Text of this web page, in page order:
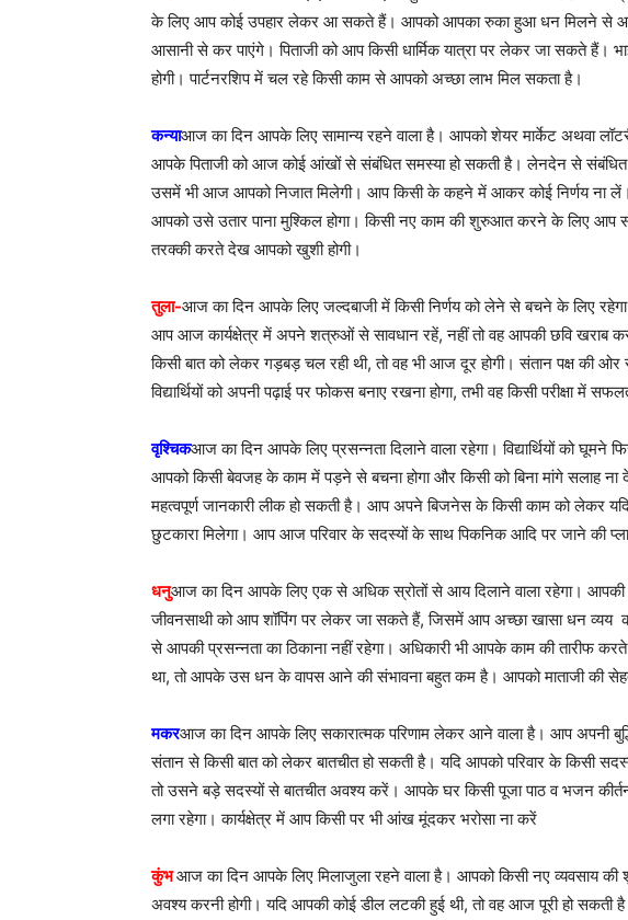
के लिए आप कोई उपहार लेकर आ सकते हैं। आपको आपका रुका हुआ धन मिलने से आप
आसानी से कर पाएंगे। पिताजी को आप किसी धार्मिक यात्रा पर लेकर जा सकते हैं।
होगी। पार्टनरशिप में चल रहे किसी काम से आपको अच्छा लाभ मिल सकता है।
कन्याआज का दिन आपके लिए सामान्य रहने वाला है। आपको शेयर मार्केट अथवा
आपके पिताजी को आज कोई आंखों से संबंधित समस्या हो सकती है। लेनदेन से संबंधित
उसमें भी आज आपको निजात मिलेगी। आप किसी के कहने में आकर कोई निर्णय ना
आपको उसे उतार पाना मुश्किल होगा। किसी नए काम की शुरुआत करने के लिए आप
तरक्की करते देख आपको खुशी होगी।
तुला-आज का दिन आपके लिए जल्दबाजी में किसी निर्णय को लेने से बचने के लिए
आप आज कार्यक्षेत्र में अपने शत्रुओं से सावधान रहें, नहीं तो वह आपकी छवि
किसी बात को लेकर गड़बड़ चल रही थी, तो वह भी आज दूर होगी। संतान पक्ष की
विद्यार्थियों को अपनी पढ़ाई पर फोकस बनाए रखना होगा, तभी वह किसी परीक्षा में
वृश्चिकआज का दिन आपके लिए प्रसन्नता दिलाने वाला रहेगा। विद्यार्थियों को घूमने
आपको किसी बेवजह के काम में पड़ने से बचना होगा और किसी को बिना मांगे सलाह ना
महत्वपूर्ण जानकारी लीक हो सकती है। आप अपने बिजनेस के किसी काम को लेकर
छुटकारा मिलेगा। आप आज परिवार के सदस्यों के साथ पिकनिक आदि पर जाने की
धनुआज का दिन आपके लिए एक से अधिक स्रोतों से आय दिलाने वाला रहेगा। आपकी
जीवनसाथी को आप शॉपिंग पर लेकर जा सकते हैं, जिसमें आप अच्छा खासा धन व्यय
से आपकी प्रसन्नता का ठिकाना नहीं रहेगा। अधिकारी भी आपके काम की तारीफ
था, तो आपके उस धन के वापस आने की संभावना बहुत कम है। आपको माताजी की
मकरआज का दिन आपके लिए सकारात्मक परिणाम लेकर आने वाला है। आप अपनी
संतान से किसी बात को लेकर बातचीत हो सकती है। यदि आपको परिवार के किसी
तो उसने बड़े सदस्यों से बातचीत अवश्य करें। आपके घर किसी पूजा पाठ व भजन
लगा रहेगा। कार्यक्षेत्र में आप किसी पर भी आंख मूंदकर भरोसा ना करें
कुंभआज का दिन आपके लिए मिलाजुला रहने वाला है। आपको किसी नए व्यवसाय
अवश्य करनी होगी। यदि आपकी कोई डील लटकी हुई थी, तो वह आज पूरी हो